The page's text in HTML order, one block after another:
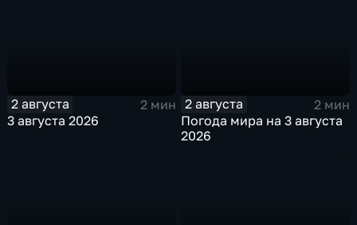
2 августа
2 мин
3 августа 2026
2 августа
2 мин
Погода мира на 3 августа
2026